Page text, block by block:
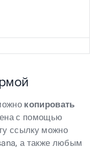
копировать
с помощью
ссылку можно
а также любым